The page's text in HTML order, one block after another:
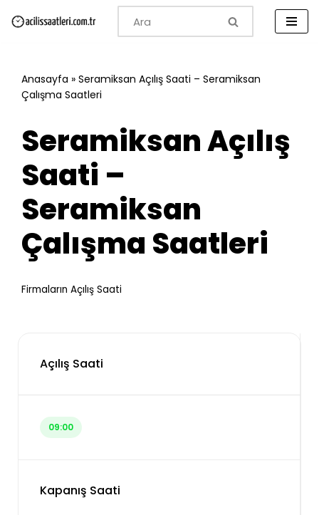
Anasayfa » Seramiksan Açılış Saati – Seramiksan
Çalışma Saatleri
Seramiksan Açılış
Saati –
Seramiksan
Çalışma Saatleri
Firmaların Açılış Saati
Açılış Saati
09:00
Kapanış Saati